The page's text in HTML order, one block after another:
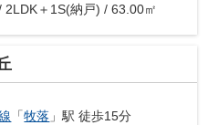
2LDK＋1S(納戸) / 63.00㎡
「牧落 」駅 徒歩15分